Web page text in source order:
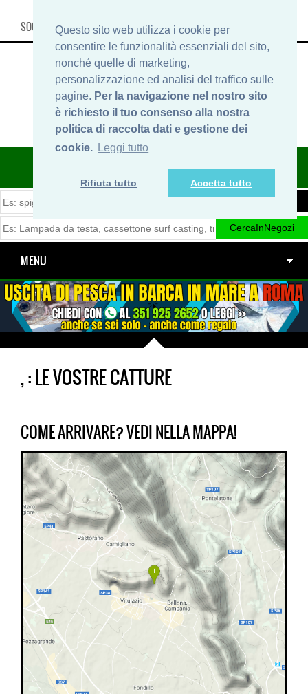
Questo sito web utilizza i cookie per
consentire le funzionalità essenziali del sito,
nonché quelle di marketing,
personalizzazione ed analisi del traffico sulle
pagine. Per la navigazione nel nostro sito
è richiesto il tuo consenso alla nostra
politica di raccolta dati e gestione dei
cookie. Leggi tutto
Rifiuta tutto Accetta tutto
SOCIAL, INFO & SHOP
ITINERARIDIPESCA.IT
MENU
, : LE VOSTRE CATTURE
COME ARRIVARE? VEDI NELLA MAPPA!